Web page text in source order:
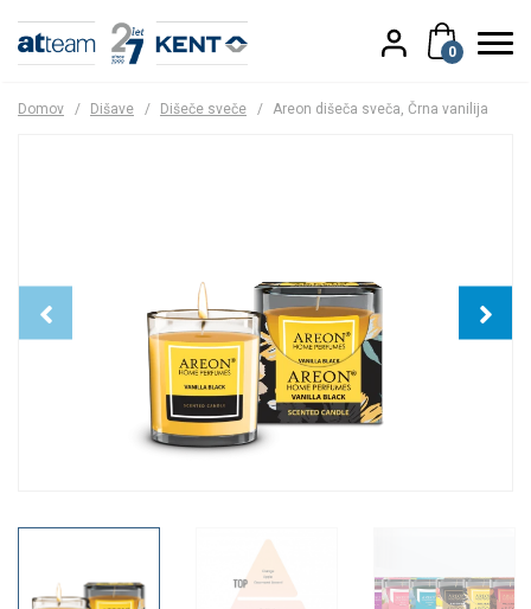
0
Domov / Dišave / Dišeče sveče / Areon dišeča sveča, Črna vanilija